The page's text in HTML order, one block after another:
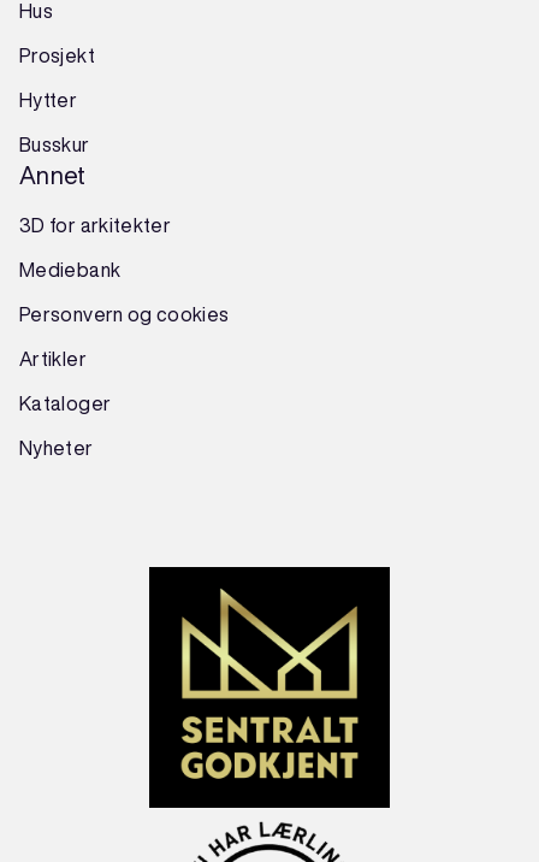
Hus
Prosjekt
Hytter
Busskur
Annet
3D for arkitekter
Mediebank
Personvern og cookies
Artikler
Kataloger
Nyheter